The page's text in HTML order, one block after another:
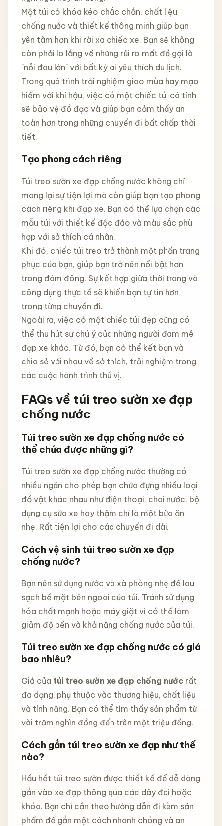
Một túi có khóa kéo chắc chắn, chất liệu
chống nước và thiết kế thông minh giúp bạn
yên tâm hơn khi rời xa chiếc xe. Bạn sẽ không
còn phải lo lắng về những rủi ro mất đồ gọi là
"nỗi đau lớn" với bất kỳ ai yêu thích du lịch.
Trong quá trình trải nghiệm giao mùa hay mạo
hiểm với khí hậu, việc có một chiếc túi cá tính
sẽ bảo vệ đồ đạc và giúp bạn cảm thấy an
toàn hơn trong những chuyến đi bất chấp thời
tiết.
Tạo phong cách riêng
Túi treo sườn xe đạp chống nước không chỉ
mang lại sự tiện lợi mà còn giúp bạn tạo phong
cách riêng khi đạp xe. Bạn có thể lựa chọn các
mẫu túi với thiết kế độc đáo và màu sắc phù
hợp với sở thích cá nhân.
Khi đó, chiếc túi treo trở thành một phần trang
phục của bạn, giúp bạn trở nên nổi bật hơn
trong đám đông. Sự kết hợp giữa thời trang và
công dụng thực tế sẽ khiến bạn tự tin hơn
trong từng chuyến đi.
Ngoài ra, việc có một chiếc túi đẹp cũng có
thể thu hút sự chú ý của những người đam mê
đạp xe khác. Từ đó, bạn có thể kết bạn và
chia sẻ với nhau về sở thích, trải nghiệm trong
các cuộc hành trình thú vị.
FAQs về túi treo sườn xe đạp
chống nước
Túi treo sườn xe đạp chống nước có
thể chứa được những gì?
Túi treo sườn xe đạp chống nước thường có
nhiều ngăn cho phép bạn chứa đựng nhiều loại
đồ vật khác nhau như điện thoại, chai nước, bộ
dụng cụ sửa xe hay thậm chí là một bữa ăn
nhẹ. Rất tiện lợi cho các chuyến đi dài.
Cách vệ sinh túi treo sườn xe đạp
chống nước?
Bạn nên sử dụng nước và xà phòng nhẹ để lau
sạch bề mặt bên ngoài của túi. Tránh sử dụng
hóa chất mạnh hoặc máy giặt vì có thể làm
giảm độ bền và khả năng chống nước của túi.
Túi treo sườn xe đạp chống nước có giá
bao nhiêu?
Giá của túi treo sườn xe đạp chống nướcrất
đa dạng, phụ thuộc vào thương hiệu, chất liệu
và tính năng. Bạn có thể tìm thấy sản phẩm từ
vài trăm nghìn đồng đến trên một triệu đồng.
Cách gắn túi treo sườn xe đạp như thế
nào?
Hầu hết túi treo sườn được thiết kế để dễ dàng
gắn vào xe đạp thông qua các dây đai hoặc
khóa. Bạn chỉ cần theo hướng dẫn đi kèm sản
phẩm để gắn một cách nhanh chóng và an